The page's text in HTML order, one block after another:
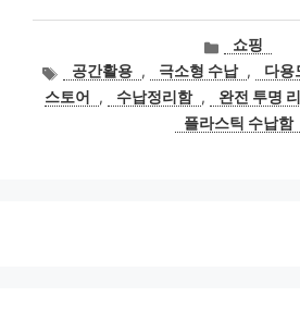
카
테
고
리
쇼핑
태
그
공간활용 , 극소형 수납 , 다용
스토어
, 수납정리함 , 완전 투명
플라스틱 수납함